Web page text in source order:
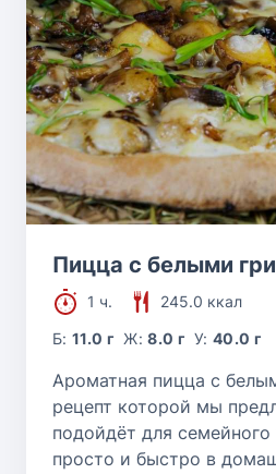
Пицца с белыми
1 ч.
245.0 ккал
Б:11.0 г Ж:8.0 г У:40.0 г
Ароматная пицца с
рецепт которой мы
подойдёт для семейного
просто и быстро в